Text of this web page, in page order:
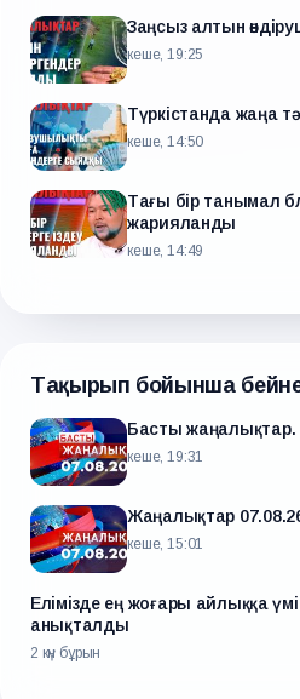
Заңсыз алтын
кеше, 19:25
Түркістанда жаңа
кеше, 14:50
Тағы бір танымал
жарияланды
кеше, 14:49
Тақырып бойынша
Басты жаңалықтар.
кеше, 19:31
Жаңалықтар
кеше, 15:01
Елімізде ең жоғары айлыққа
анықталды
2 күн бұрын